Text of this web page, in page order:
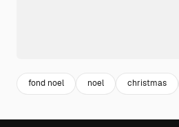
fond noel noel christmas